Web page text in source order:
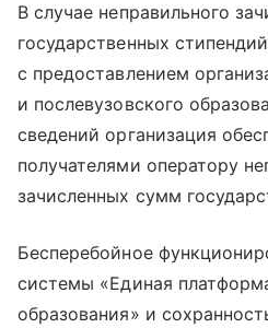
В случае неправильного
государственных
с предоставлением
и послевузовского
сведений организация
получателями оператору
зачисленных сумм
Бесперебойное
системы «Единая
образования» и